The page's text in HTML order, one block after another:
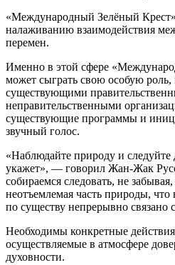
«Международный Зелёный Крест»
налаживанию взаимодействия
перемен.
Именно в этой сфере
может сыграть свою особую
существующими
неправительственными
существующие программы и
звучный голос.
«Наблюдайте природу и
укажет», — говорил Жан-Жак
собираемся следовать, не
неотъемлемая часть природы,
по существу непрерывно связано
Необходимы конкретные
осуществляемые в атмосфере
духовности.